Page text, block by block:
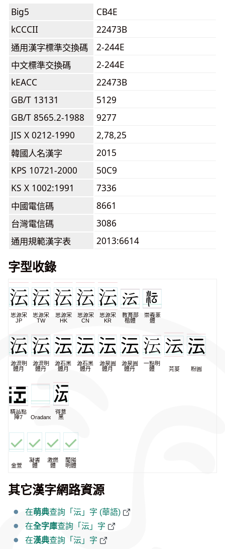
Big5
CB4E
kCCCII
22473B
通用漢字標準交換碼
2-244E
中文標準交換碼
2-244E
kEACC
22473B
GB/T 13131
5129
GB/T 8565.2-1988
9277
JIS X 0212-1990
2,78,25
韓國人名漢字
2015
KPS 10721-2000
50C9
KS X 1002:1991
7336
中國電信碼
8661
台灣電信碼
3086
通用規範漢字表
2013:6614
字型收錄
思源宋
JP
思源宋
TW
思源宋
HK
思源宋
CN
思源宋
KR
教育部
楷體
崇羲篆
體
源流明
體月
源流明
體丹
源石黑
體月
源石黑
體丹
源泉圓
體月
源泉圓
體丹
一點明
體
芫荽 粉圓
精品點
陣7
Oradano
得意
黑
金萱
凝書
體
激燃
體
蘭陽
明體
其它漢字網路資源
在萌典查詢「沄」字 (華語)
在全字庫查詢「沄」字
在漢典查詢「沄」字